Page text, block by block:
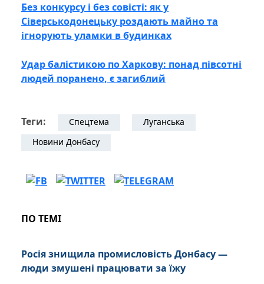
Без конкурсу і без совісті: як у
Сіверськодонецьку роздають майно та
ігнорують уламки в будинках
Удар балістикою по Харкову: понад півсотні
людей поранено, є загиблий
Теги: Спецтема
Луганська
Новини Донбасу
ПО ТЕМІ
Росія знищила промисловість Донбасу —
люди змушені працювати за їжу